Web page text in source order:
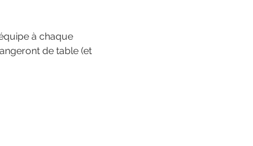
à chaque
de table (et